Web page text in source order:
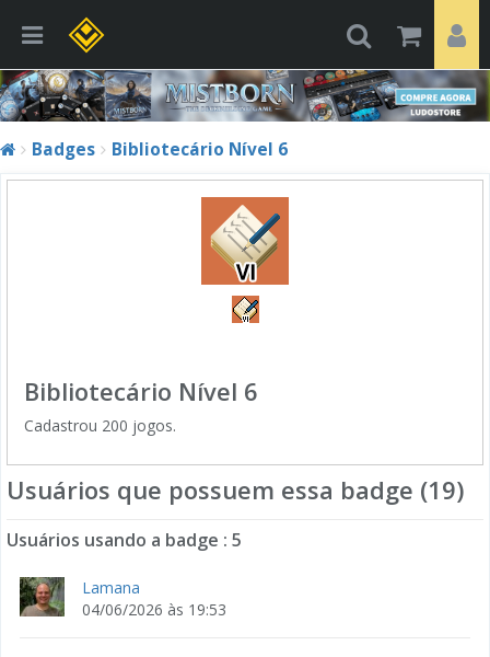
Badges Bibliotecário Nível 6
Bibliotecário Nível 6
Cadastrou 200 jogos.
Usuários que possuem essa badge (19)
Usuários usando a badge : 5
Lamana
04/06/2026 às 19:53